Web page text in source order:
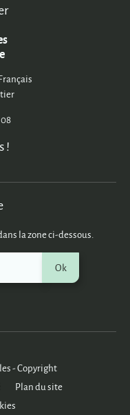
!
la zone ci-dessous.
Ok
- Copyright
Plan du site